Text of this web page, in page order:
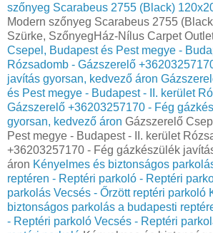
szőnyeg Scarabeus 2755 (Black)
Modern szőnyeg Scarabeus 2755
Szürke, SzőnyegHáz-Nílus Carpet
Csepel, Budapest és Pest megye -
Rózsadomb - Gázszerelő
javítás gyorsan, kedvező áron
és Pest megye - Budapest - II. kerület
Gázszerelő +36203257170 - Fég
gyorsan, kedvező áron Gázszerelő
Pest megye - Budapest - II. kerület
+36203257170 - Fég gázkészülék
áron Kényelmes és biztonságos
reptéren - Reptéri parkoló - Reptéri
parkolás Vecsés - Őrzött reptéri parkoló
biztonságos parkolás a budapesti
- Reptéri parkoló Vecsés - Reptéri